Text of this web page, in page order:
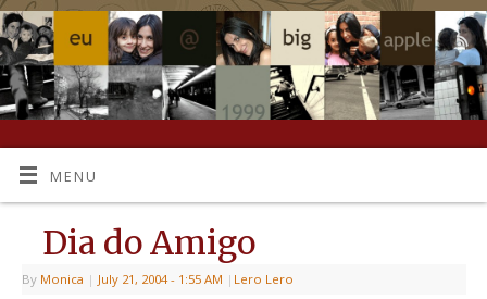
MENU
Dia do Amigo
By Monica | July 21, 2004 - 1:55 AM | Lero Lero